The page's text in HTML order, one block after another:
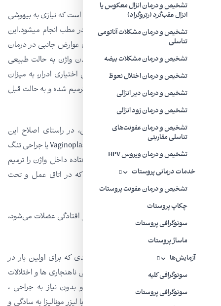
تشخیص و درمان انزال معکوس یا
انزال عقب‌گرد (رتروگراد)
تشخیص و درمان مشکلات آناتومی
تناسلی
تشخیص و درمان مشکلات بیضه
تشخیص و درمان اختلال نعوظ
تشخیص و درمان دیر انزالی
تشخیص و درمان زود انزالی
تشخیص و درمان عفونت‌های
تناسلی مقاربتی
تشخیص و درمان ویروس HPV
خدمات درمانی پروستات
تشخیص و درمان عفونت پروستات
چکاپ پروستات
سونوگرافی پروستات
ماساژ پروستات
آزمایش‌ها
سونوگرافی کلیه
سونوگرافی پروستات
مزیت مهم این دستگاه غیر تهاجمی بودن آن است که نیازی به بیهوشی
و بستری ندارد و کاملا بدون درد و سرپایی در مطب انجام میشود.این
درمان حدود ده دقیقه ای بدون درد و بدون عوارض جانبی در درمان
بی اختیاری ادراری و جوان سازی و برگرداندن واژن به حالت طبیعی
کاربرد دارد.با لیزر مونالیزا علاوه بر درمان بی اختیاری ادرار، به میزان
زیاد به صورت سرپایی در مطب،اندام تناسلی ترمیم شده و به حالت قبل
از زایمان بر میگردد.
جوان سازی یا Rejuvenation ناحیه تناسلی، در راستای اصلاح این
قبیل مشکلات طرح ریزی شده است.عمل Vaginoplasty یا جراحی تنگ
کردن واژن، روشی است که عضلات شل و افتاده داخل واژن را ترمیم
کرده و به حالت قبل از زایمان برمی‌گرداند که در اتاق عمل و تحت
بیهوشی انجام می‌گیرد.
بی اختیاری ادراری نیز که باعث شل شدن و افتادگی عضلات می‌شود،
جراحی خاص خود را نیاز دارد.
با دستگاه لیزر مونالیزا،تکنولوژی بسیار جدیدی که برای اولین بار در
ایران و در مرکز ما انجام میگیرد،میتوان تمامی ناهنجاری ها و اختلالات
دستگاه تناسلی زنان را به صورت سرپایی و بدون نیاز به جراحی ،
بیهوشی و درد ، طی چند جلسه درمان نمود.با لیزر مونالیزا به سادگی و